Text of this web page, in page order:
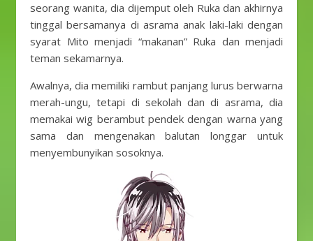
seorang wanita, dia dijemput oleh Ruka dan akhirnya
tinggal bersamanya di asrama anak laki-laki dengan
syarat Mito menjadi “makanan” Ruka dan menjadi
teman sekamarnya.
Awalnya, dia memiliki rambut panjang lurus berwarna
merah-ungu, tetapi di sekolah dan di asrama, dia
memakai wig berambut pendek dengan warna yang
sama dan mengenakan balutan longgar untuk
menyembunyikan sosoknya.